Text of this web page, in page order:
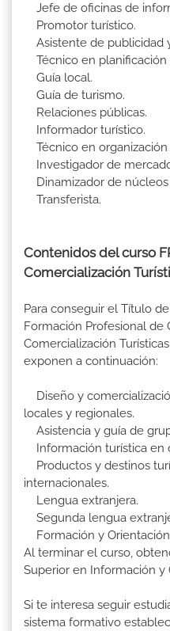
Jefe de oficinas de
Promotor turístico.
Asistente de publicidad
Técnico en planificación
Guía local.
Guía de turismo.
Relaciones públicas.
Informador turístico.
Técnico en organización
Investigador de
Dinamizador de núcleos
Transferista.
Contenidos del curso
Comercialización
Para conseguir el Título
Formación Profesional de
Comercialización
exponen a continuación:
Diseño y
locales y regionales.
Asistencia y guía de
Información turística en
Productos y destinos
internacionales.
Lengua extranjera.
Segunda lengua
Formación y
Al terminar el curso,
Superior en Información y
Si te interesa seguir
sistema formativo